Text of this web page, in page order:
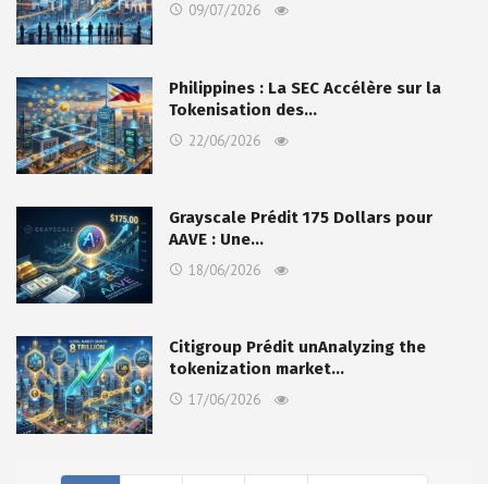
09/07/2026
Philippines : La SEC Accélère sur la
Tokenisation des…
22/06/2026
Grayscale Prédit 175 Dollars pour
AAVE : Une…
18/06/2026
Citigroup Prédit unAnalyzing the
tokenization market…
17/06/2026